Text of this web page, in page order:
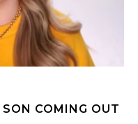
COMING OUT